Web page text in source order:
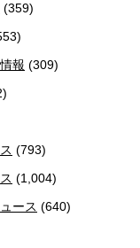
(359)
報 (309)
(793)
(1,004)
ース (640)